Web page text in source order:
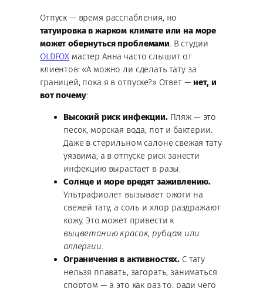
Отпуск — время расслабления, но
татуировка в жарком климате или на море
может обернуться проблемами. В студии
OLDFOX мастер Анна часто слышит от
клиентов: «А можно ли сделать тату за
границей, пока я в отпуске?» Ответ — нет, и
вот почему:
Высокий риск инфекции.Пляж — это
песок, морская вода, пот и бактерии.
Даже в стерильном салоне свежая тату
уязвима, а в отпуске риск занести
инфекцию вырастает в разы.
Солнце и море вредят заживлению.
Ультрафиолет вызывает ожоги на
свежей тату, а соль и хлор раздражают
кожу. Это может привести к
выцветанию красок, рубцам или
аллергии.
Ограничения в активностях. С тату
нельзя плавать, загорать, заниматься
спортом — а это как раз то, ради чего